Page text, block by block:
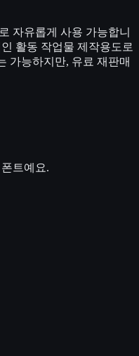
자유롭게 사용 가능합니
활동 작업물 제작용도로
가능하지만, 유료 재판매
트예요.